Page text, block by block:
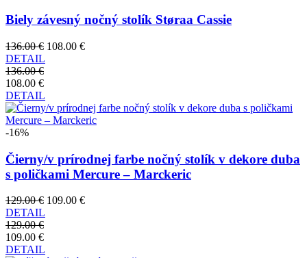
Biely závesný nočný stolík Støraa Cassie
136.00 € 108.00 €
DETAIL
136.00 €
108.00 €
DETAIL
-16%
Čierny/v prírodnej farbe nočný stolík v dekore duba
s poličkami Mercure – Marckeric
129.00 € 109.00 €
DETAIL
129.00 €
109.00 €
DETAIL